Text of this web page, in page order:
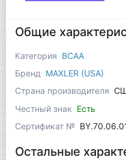
Общие
Категория BCAA
Бренд
MAXLER (USA)
Страна производителя
Честный знак Есть
Сертификат №
Остальные